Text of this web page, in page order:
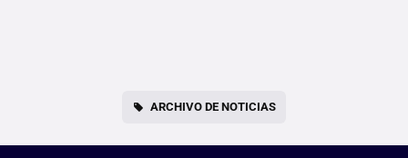
ARCHIVO DE NOTICIAS